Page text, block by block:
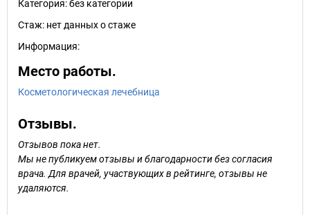
Категория:без категории
Стаж: нет данных о стаже
Информация:
Место работы.
Косметологическая лечебница
Отзывы.
Отзывов пока нет.
Мы не публикуем отзывы и благодарности без согласия
врача. Для врачей, участвующих в рейтинге, отзывы не
удаляются.